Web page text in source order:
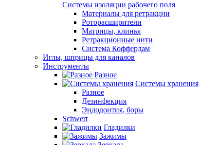
Системы изоляции рабочего поля
Материалы для ретракции
Роторасширители
Матрицы, клинья
Ретракционные нити
Система Коффердам
Иглы, шприцы для каналов
Инструменты
Разное
Системы хранения
Разное
Дезинфекция
Эндодонтия, боры
Schwert
Гладилки
Зажимы